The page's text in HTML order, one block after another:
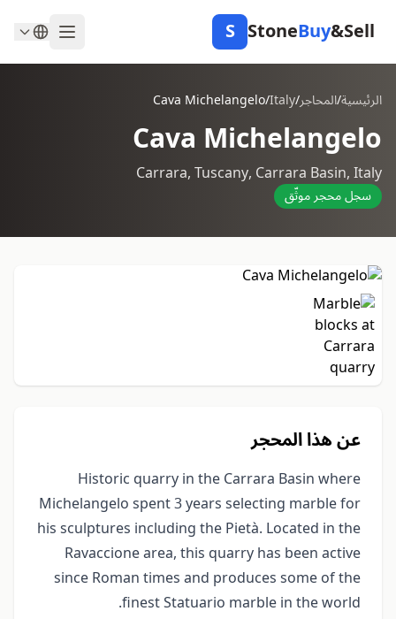
S StoneBuy&Sell
الرئيسية/المحاجر/
Italy
/
Cava Michelangelo
Cava Michelangelo
Carrara, Tuscany, Carrara Basin, Italy
سجل محجر موثّق
عن هذا المحجر
Historic quarry in the Carrara Basin where
Michelangelo spent 3 years selecting marble for
his sculptures including the Pietà. Located in the
Ravaccione area, this quarry has been active
since Roman times and produces some of the
finest Statuario marble in the world.